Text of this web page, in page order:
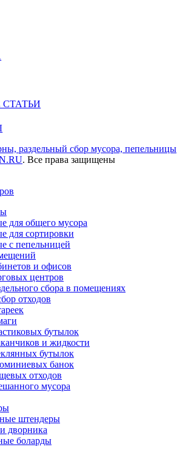
раздельный сбор мусора, пепельницы
. Все права защищены
для общего мусора
для сортировки
с пепельницей
и офисов
центров
сбора в помещениях
отходов
бутылок
и жидкости
бутылок
банок
отходов
мусора
штендеры
дворника
боларды